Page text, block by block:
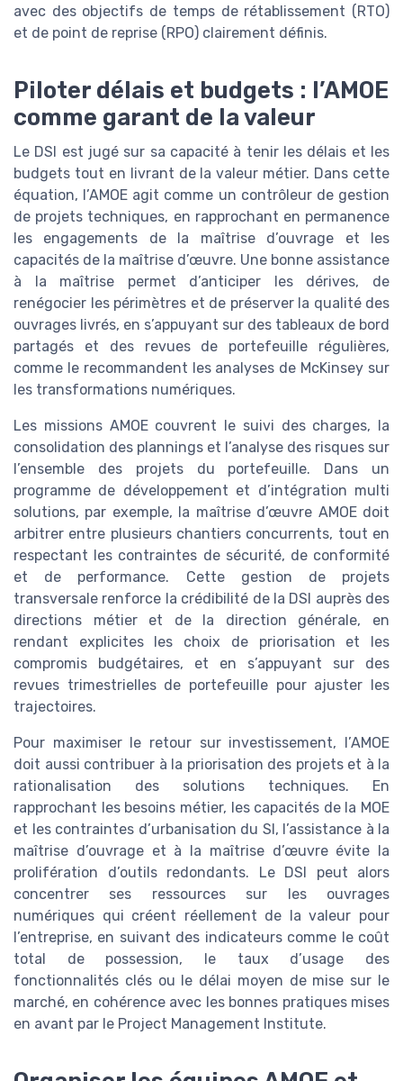
avec des objectifs de temps de rétablissement (RTO)
et de point de reprise (RPO) clairement définis.
Piloter délais et budgets : l’AMOE
comme garant de la valeur
Le DSI est jugé sur sa capacité à tenir les délais et les
budgets tout en livrant de la valeur métier. Dans cette
équation, l’AMOE agit comme un contrôleur de gestion
de projets techniques, en rapprochant en permanence
les engagements de la maîtrise d’ouvrage et les
capacités de la maîtrise d’œuvre. Une bonne assistance
à la maîtrise permet d’anticiper les dérives, de
renégocier les périmètres et de préserver la qualité des
ouvrages livrés, en s’appuyant sur des tableaux de bord
partagés et des revues de portefeuille régulières,
comme le recommandent les analyses de McKinsey sur
les transformations numériques.
Les missions AMOE couvrent le suivi des charges, la
consolidation des plannings et l’analyse des risques sur
l’ensemble des projets du portefeuille. Dans un
programme de développement et d’intégration multi
solutions, par exemple, la maîtrise d’œuvre AMOE doit
arbitrer entre plusieurs chantiers concurrents, tout en
respectant les contraintes de sécurité, de conformité
et de performance. Cette gestion de projets
transversale renforce la crédibilité de la DSI auprès des
directions métier et de la direction générale, en
rendant explicites les choix de priorisation et les
compromis budgétaires, et en s’appuyant sur des
revues trimestrielles de portefeuille pour ajuster les
trajectoires.
Pour maximiser le retour sur investissement, l’AMOE
doit aussi contribuer à la priorisation des projets et à la
rationalisation des solutions techniques. En
rapprochant les besoins métier, les capacités de la MOE
et les contraintes d’urbanisation du SI, l’assistance à la
maîtrise d’ouvrage et à la maîtrise d’œuvre évite la
prolifération d’outils redondants. Le DSI peut alors
concentrer ses ressources sur les ouvrages
numériques qui créent réellement de la valeur pour
l’entreprise, en suivant des indicateurs comme le coût
total de possession, le taux d’usage des
fonctionnalités clés ou le délai moyen de mise sur le
marché, en cohérence avec les bonnes pratiques mises
en avant par le Project Management Institute.